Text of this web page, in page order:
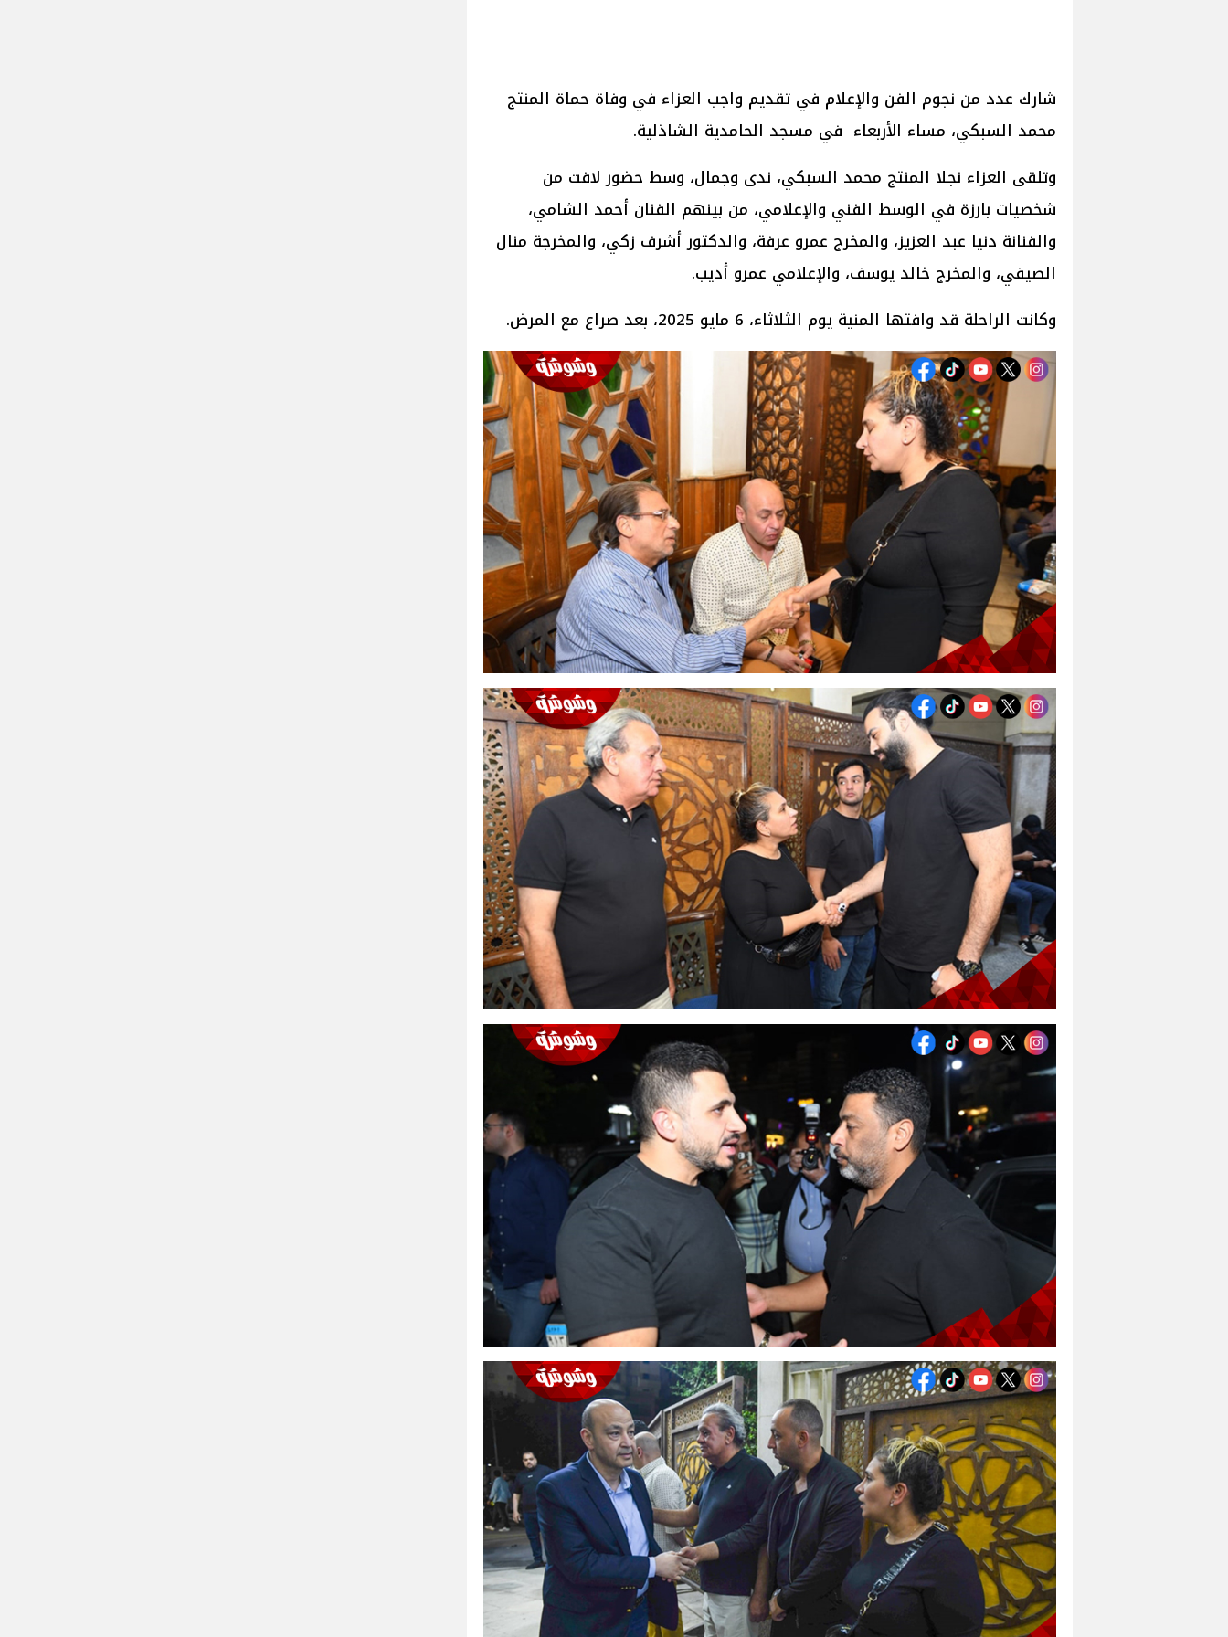
شارك عدد من نجوم الفن والإعلام في تقديم واجب العزاء في وفاة حماة المنتج
محمد السبكي، مساء الأربعاء في مسجد الحامدية الشاذلية.
وتلقى العزاء نجلا المنتج محمد السبكي، ندى وجمال، وسط حضور لافت من
شخصيات بارزة في الوسط الفني والإعلامي، من بينهم الفنان أحمد الشامي،
والفنانة دنيا عبد العزيز، والمخرج عمرو عرفة، والدكتور أشرف زكي، والمخرجة منال
الصيفي، والمخرج خالد يوسف، والإعلامي عمرو أديب.
وكانت الراحلة قد وافتها المنية يوم الثلاثاء، 6 مايو 2025، بعد صراع مع المرض.